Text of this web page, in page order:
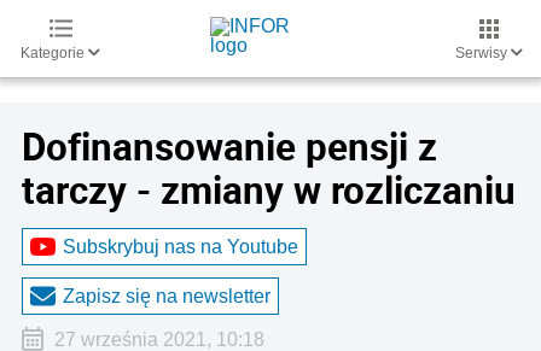
Kategorie Serwisy
Dofinansowanie pensji z
tarczy - zmiany w rozliczaniu
Subskrybuj nas na Youtube
Zapisz się na newsletter
27 września 2021, 10:18